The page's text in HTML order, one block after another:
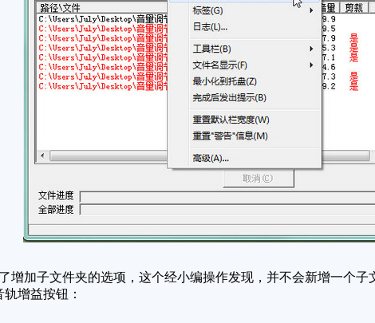
加子文件夹的选项，这个经小编操作发现，并不会新增一个
增益按钮：